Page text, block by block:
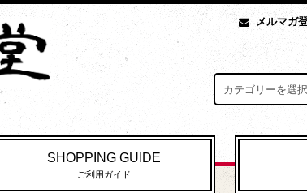
メルマガ
SHOPPING GUIDE
ご利用ガイド